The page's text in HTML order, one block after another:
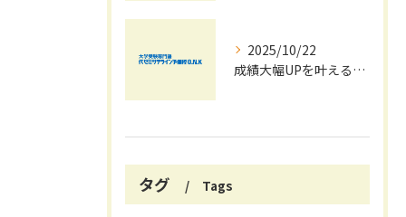
2025/10/22
成績大幅UPを叶える秋の効率学習法
タグ Tags